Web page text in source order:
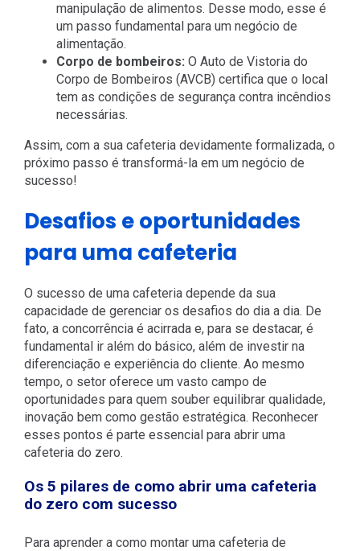
manipulação de alimentos. Desse modo, esse é
um passo fundamental para um negócio de
alimentação.
Corpo de bombeiros: O Auto de Vistoria do
Corpo de Bombeiros (AVCB) certifica que o local
tem as condições de segurança contra incêndios
necessárias.
Assim, com a sua cafeteria devidamente formalizada, o
próximo passo é transformá-la em um negócio de
sucesso!
Desafios e oportunidades
para uma cafeteria
O sucesso de uma cafeteria depende da sua
capacidade de gerenciar os desafios do dia a dia. De
fato, a concorrência é acirrada e, para se destacar, é
fundamental ir além do básico, além de investir na
diferenciação e experiência do cliente. Ao mesmo
tempo, o setor oferece um vasto campo de
oportunidades para quem souber equilibrar qualidade,
inovação bem como gestão estratégica. Reconhecer
esses pontos é parte essencial para abrir uma
cafeteria do zero.
Os 5 pilares de como abrir uma cafeteria
do zero com sucesso
Para aprender a como montar uma cafeteria de